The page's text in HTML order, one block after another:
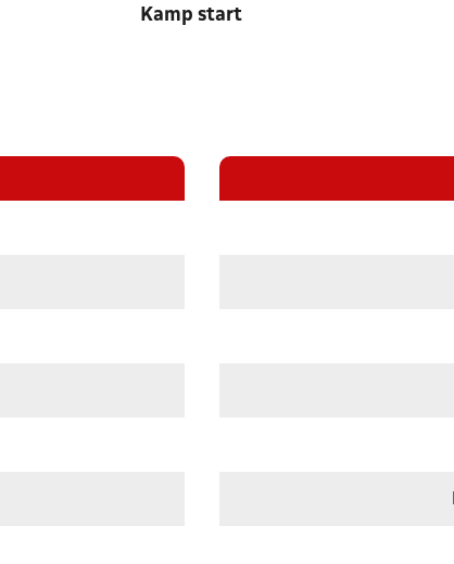
Kamp start